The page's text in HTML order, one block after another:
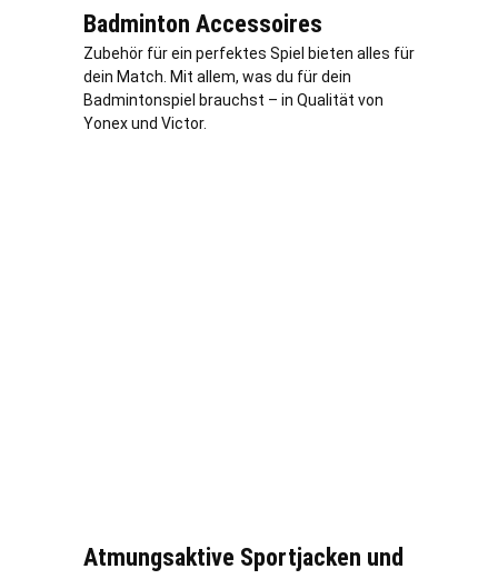
Badminton Accessoires
Zubehör für ein perfektes Spiel bieten alles für
dein Match. Mit allem, was du für dein
Badmintonspiel brauchst – in Qualität von
Yonex und Victor.
Atmungsaktive Sportjacken und